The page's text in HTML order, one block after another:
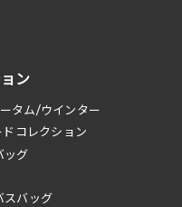
ン
タム/ウインター
ドコレクション
ッグ
スバッグ